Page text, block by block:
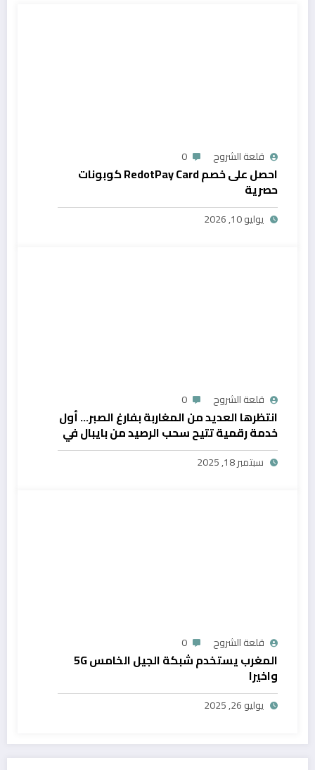
قلعة الشروح 0
احصل على خصم RedotPay Card كوبونات
حصرية
يوليو 10, 2026
قلعة الشروح 0
انتظرها العديد من المغاربة بفارغ الصبر… أول
خدمة رقمية تتيح سحب الرصيد من بايبال في
المغرب
سبتمبر 18, 2025
قلعة الشروح 0
المغرب يستخدم شبكة الجيل الخامس 5G
واخيرا
يوليو 26, 2025